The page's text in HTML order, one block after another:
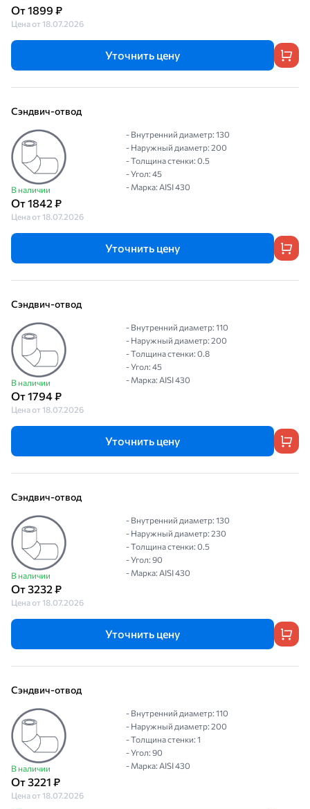
От 1899 ₽
Цена от 18.07.2026
Уточнить цену
Сэндвич-отвод
В наличии
От 1842 ₽
Цена от 18.07.2026
- Внутренний диаметр: 130
- Наружный диаметр: 200
- Толщина стенки: 0.5
- Угол: 45
- Марка: AISI 430
Уточнить цену
Сэндвич-отвод
В наличии
От 1794 ₽
Цена от 18.07.2026
- Внутренний диаметр: 110
- Наружный диаметр: 200
- Толщина стенки: 0.8
- Угол: 45
- Марка: AISI 430
Уточнить цену
Сэндвич-отвод
В наличии
От 3232 ₽
Цена от 18.07.2026
- Внутренний диаметр: 130
- Наружный диаметр: 230
- Толщина стенки: 0.5
- Угол: 90
- Марка: AISI 430
Уточнить цену
Сэндвич-отвод
В наличии
От 3221 ₽
Цена от 18.07.2026
- Внутренний диаметр: 110
- Наружный диаметр: 200
- Толщина стенки: 1
- Угол: 90
- Марка: AISI 430